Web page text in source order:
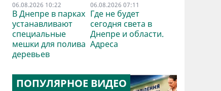
06.08.2026 10:22
В Днепре в парках
устанавливают
специальные
мешки для полива
деревьев
06.08.2026 07:11
Где не будет
сегодня света в
Днепре и области.
Адреса
ПОПУЛЯРНОЕ ВИДЕО